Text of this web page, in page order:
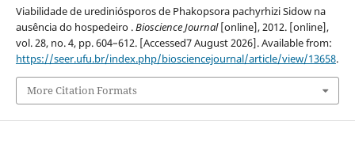
Viabilidade de urediniósporos de Phakopsora pachyrhizi Sidow na
ausência do hospedeiro .Bioscience Journal[online], 2012. [online],
vol. 28, no. 4, pp. 604–612. [Accessed7 August 2026]. Available from:
https://seer.ufu.br/index.php/biosciencejournal/article/view/13658.
More Citation Formats